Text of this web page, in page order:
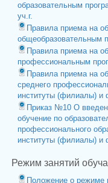
образовательным
уч.г.
Правила приема на
общеобразовательным
Правила приема на
профессиональным
Правила приема на
среднего
институты (филиалы) и
Приказ №10 О
обучение по
профессионального
институты (филиалы) и
Режим занятий
Положение о режиме